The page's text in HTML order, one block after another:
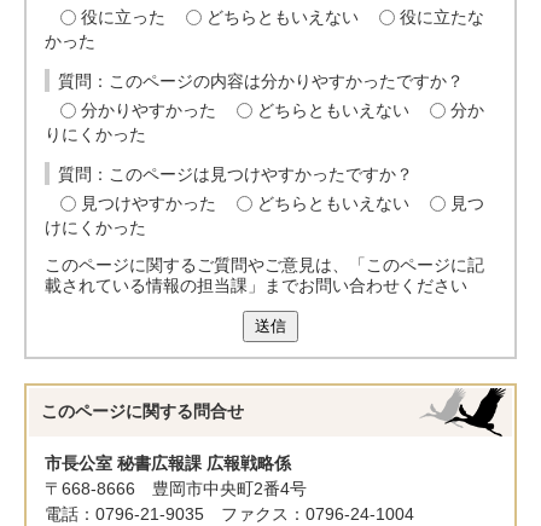
役に立った
どちらともいえない
役に立たな
かった
質問：このページの内容は分かりやすかったですか？
分かりやすかった
どちらともいえない
分か
りにくかった
質問：このページは見つけやすかったですか？
見つけやすかった
どちらともいえない
見つ
けにくかった
このページに関するご質問やご意見は、「このページに記
載されている情報の担当課」までお問い合わせください
送信
このページに関する 問合せ
市長公室 秘書広報課 広報戦略係
〒668-8666 豊岡市中央町2番4号
電話：0796-21-9035 ファクス：0796-24-1004